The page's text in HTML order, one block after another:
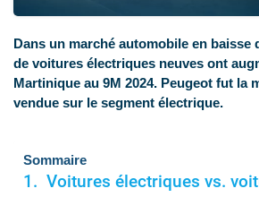
Dans un marché automobile en baisse
de voitures électriques neuves ont
Martinique au 9M 2024. Peugeot fut la
vendue sur le segment électrique.
Sommaire
Voitures électriques vs.